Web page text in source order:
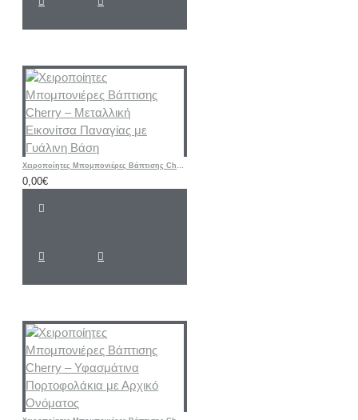
Χειροποίητες Μπομπονιέρες Βάπτισης Cherry – Μεταλλική Εικονίτσα Παναγίας με Γυάλινη Βάση
0,00€